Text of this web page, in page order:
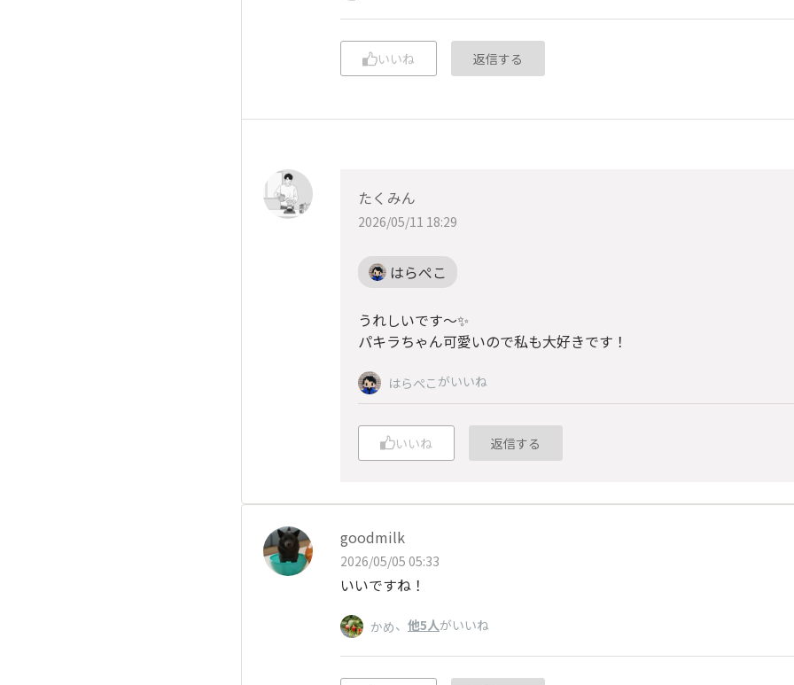
いいね 返信する
たくみん
2026/05/11 18:29
はらぺこ
うれしいです〜✨
パキラちゃん可愛いので私も大好きです！
はらぺこ がいいね
いいね 返信する
goodmilk
2026/05/05 05:33
いいですね！
かめ、 他5人がいいね